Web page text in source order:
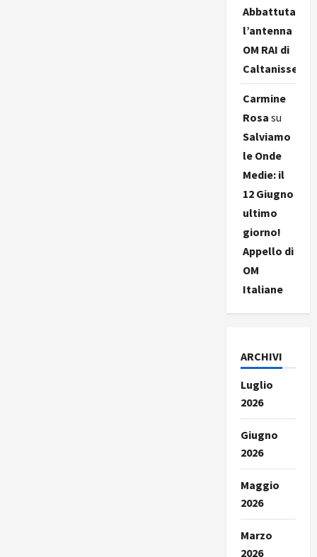
Abbattuta
l’antenna
OM RAI di
Caltanissetta
Carmine
Rosa su
Salviamo
le Onde
Medie: il
12 Giugno
ultimo
giorno!
Appello di
OM
Italiane
ARCHIVI
Luglio
2026
Giugno
2026
Maggio
2026
Marzo
2026